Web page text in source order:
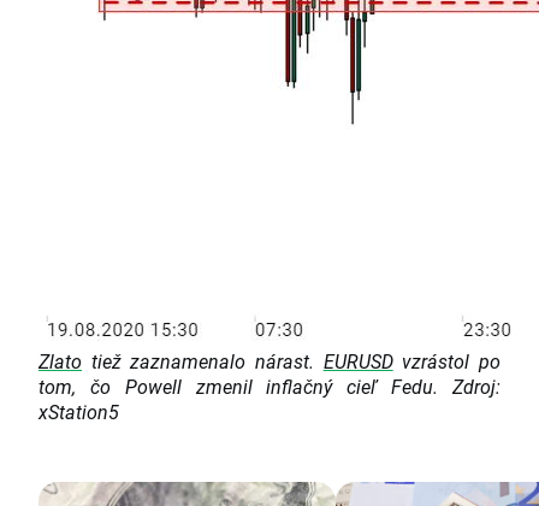
Zlato tiež zaznamenalo nárast. EURUSDvzrástol po
tom, čo Powell zmenil inflačný cieľ Fedu. Zdroj:
xStation5